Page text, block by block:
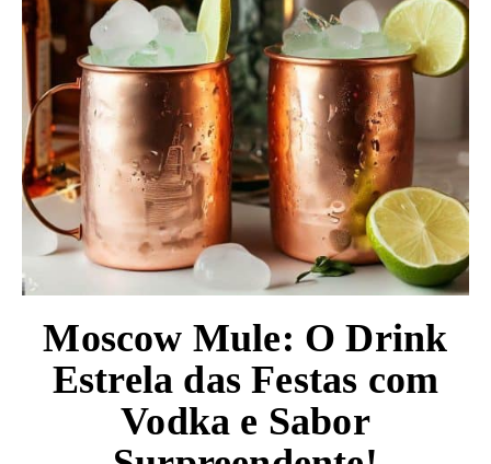
Moscow Mule: O Drink
Estrela das Festas com
Vodka e Sabor